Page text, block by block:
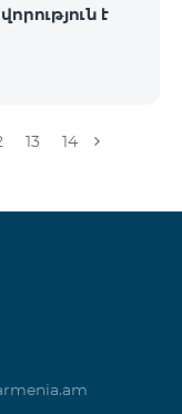
է
13 14